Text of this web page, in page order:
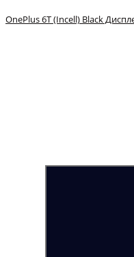
OnePlus 6T (Incell) Black